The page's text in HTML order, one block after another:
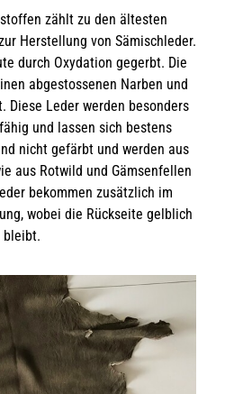
zählt zu den ältesten
Herstellung von Sämischleder.
durch Oxydation gegerbt. Die
abgestossenen Narben und
Leder werden besonders
und lassen sich bestens
nicht gefärbt und werden aus
aus Rotwild und Gämsenfellen
bekommen zusätzlich im
wobei die Rückseite gelblich
bleibt.